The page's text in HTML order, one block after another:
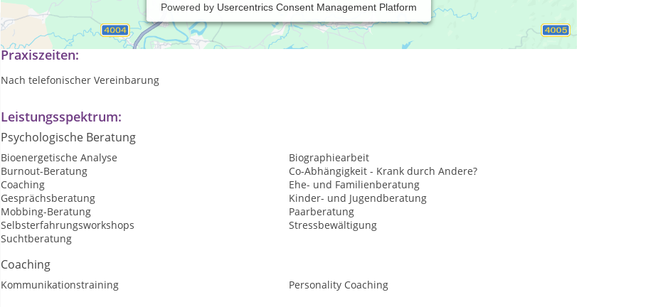
Powered by Usercentrics Consent Management Platform
Psychologische Beratung & Coaching in Neuss
Praxiszeiten:
Nach telefonischer Vereinbarung
Leistungsspektrum:
Psychologische Beratung
Bioenergetische Analyse
Biographiearbeit
Burnout-Beratung
Co-Abhängigkeit - Krank durch Andere?
Coaching
Ehe- und Familienberatung
Gesprächsberatung
Kinder- und Jugendberatung
Mobbing-Beratung
Paarberatung
Selbsterfahrungsworkshops
Stressbewältigung
Suchtberatung
Coaching
Kommunikationstraining Personality Coaching